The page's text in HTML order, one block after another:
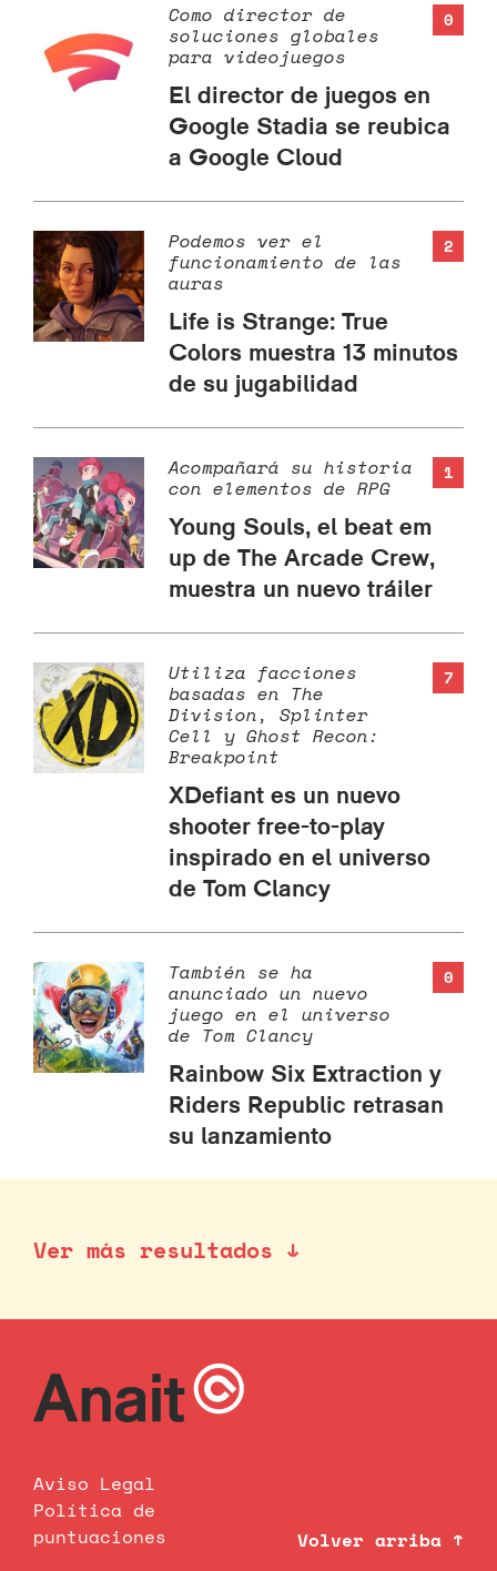
0
Como director de
soluciones globales
para videojuegos
El director de juegos en
Google Stadia se reubica
a Google Cloud
2
Podemos ver el
funcionamiento de las
auras
Life is Strange: True
Colors muestra 13 minutos
de su jugabilidad
1
Acompañará su historia
con elementos de RPG
Young Souls, el beat em
up de The Arcade Crew,
muestra un nuevo tráiler
7
Utiliza facciones
basadas en The
Division, Splinter
Cell y Ghost Recon:
Breakpoint
XDefiant es un nuevo
shooter free-to-play
inspirado en el universo
de Tom Clancy
0
También se ha
anunciado un nuevo
juego en el universo
de Tom Clancy
Rainbow Six Extraction y
Riders Republic retrasan
su lanzamiento
Ver más resultados ↓
Aviso Legal
Política de
puntuaciones
Volver arriba ↑